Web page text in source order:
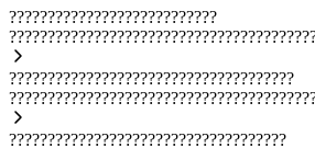
???????????????????????????
?????????????????????????????????????
????????????????????????????????????